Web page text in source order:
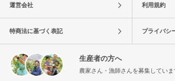
運営会社 利用規約
特商法に基づく表記 プライバシ
生産者の方へ
農家さん・漁師さんを募集していま